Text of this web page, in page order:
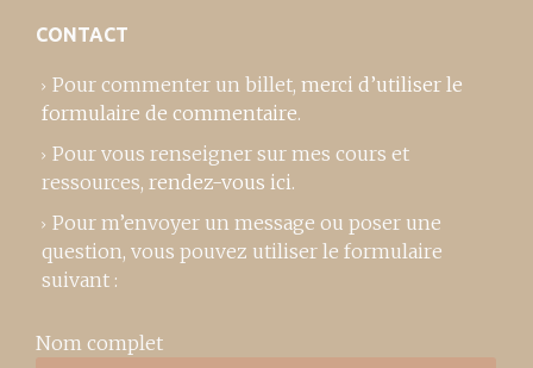
CONTACT
Pour commenter un billet, merci d’utiliser le
formulaire de commentaire.
Pour vous renseigner sur mes cours et
ressources, rendez-vous ici.
Pour m’envoyer un message ou poser une
question, vous pouvez utiliser le formulaire
suivant :
Nom complet